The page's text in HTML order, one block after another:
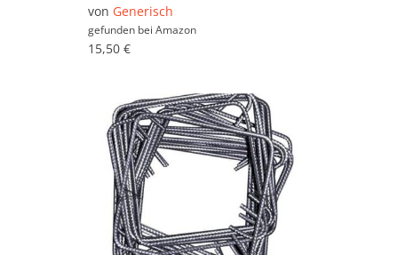
von Generisch
gefunden bei Amazon
15,50 €